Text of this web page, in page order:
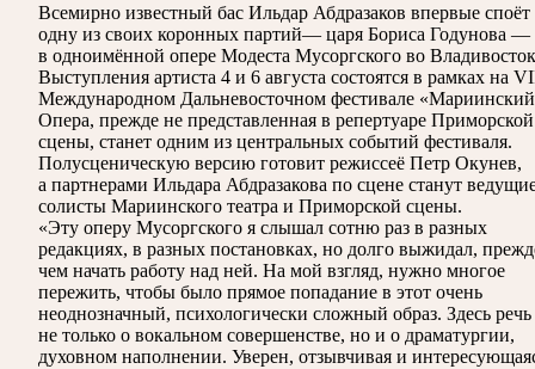
Всемирно известный бас Ильдар Абдразаков впервые споёт
одну из своих коронных партий— царя Бориса Годунова —
в одноимённой опере Модеста Мусоргского во
Выступления артиста 4 и 6 августа состоятся в рамках на
Международном Дальневосточном фестивале
Опера, прежде не представленная в репертуаре Приморской
сцены, станет одним из центральных событий фестиваля.
Полусценическую версию готовит режиссеё Петр Окунев,
а партнерами Ильдара Абдразакова по сцене станут
солисты Мариинского театра и Приморской сцены.
«Эту оперу Мусоргского я слышал сотню раз в разных
редакциях, в разных постановках, но долго выжидал,
чем начать работу над ней. На мой взгляд, нужно многое
пережить, чтобы было прямое попадание в этот очень
неоднозначный, психологически сложный образ. Здесь речь
не только о вокальном совершенстве, но и о драматургии,
духовном наполнении. Уверен, отзывчивая и